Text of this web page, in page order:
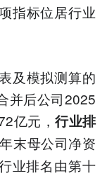
指标位居行业
及模拟测算的
并后公司2025
亿元，行业排
末母公司净资
业排名由第十